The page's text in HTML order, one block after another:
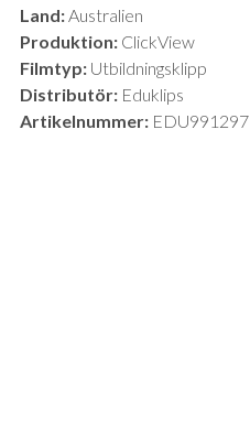
Land:Australien
Produktion: ClickView
Filmtyp: Utbildningsklipp
Distributör: Eduklips
Artikelnummer: EDU991297